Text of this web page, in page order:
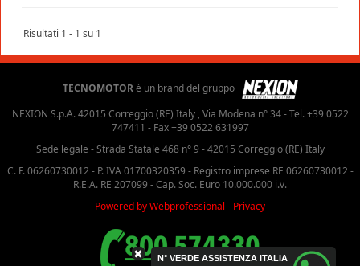
Risultati 1 - 1 su 1
TECNOMOTORè un brand del gruppo
NEXION S.p.A. 42015 Correggio (RE) Italy , Via Modena n° 34 - Tel. +39 0522
747411 - Fax +39 0522 631997
Sede legale - Strada Statale 468 n° 9 - 42015 Correggio (RE) Italy
C. F. 06260730012 - P. IVA 01700320359 - Registro imprese RE 06260730012 -
R.E.A. RE 207099 - Cap. Soc. Euro 10.000.000 i.v.
Powered by Webprofessional - Privacy
✖ N° VERDE ASSISTENZA ITALIA